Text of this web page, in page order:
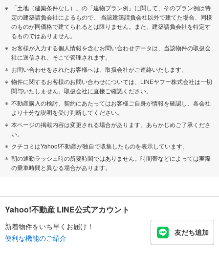
「土地（建築条件なし）」の「建物プラン例」に関して、そのプラン例は特
定の建築請負会社によるもので、 当該建築請負会社以外で建てた場合、同様
のものが同価格で建てられるとは限りません。また、建築請負会社を特定す
るものではありません。
お客様が入力する個人情報を含むお問い合わせデータは、当該物件の取扱会
社に送信され、そこで管理されます。
お問い合わせをされたお客様へは、取扱会社がご連絡いたします。
物件に関するお客様のお問い合わせについては、LINEヤフー株式会社は一切
関与いたしません。取扱会社に直接ご確認ください。
不動産購入の検討、契約にあたってはお客様ご自身が情報を確認し、各会社
より十分な説明を受け判断してください。
本ページの掲載内容は変更される場合があります。あらかじめご了承くださ
い。
クチコミはYahoo!不動産が独自で収集したものを表示しています。
朝の通勤ラッシュ時の所要時間ではありません。時間帯などによっては実際
の乗車時間と異なる場合があります。
Yahoo!不動産 LINE公式アカウント
新着物件をいち早くお届け！
便利な機能のご紹介
友だち追加